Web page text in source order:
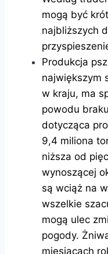
mogą być
najbliższych
Produkcja
największym
w kraju, ma
powodu
dotycząca
9,4 miliona
niższa od
wynoszącej
są wciąż na
wszelkie
mogą ulec
pogody.
miesiącach